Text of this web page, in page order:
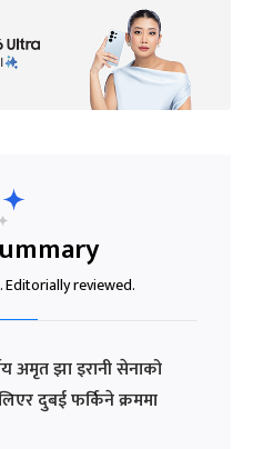
Editorially reviewed.
अमृत झा इरानी सेनाको
दुबई फर्किने क्रममा